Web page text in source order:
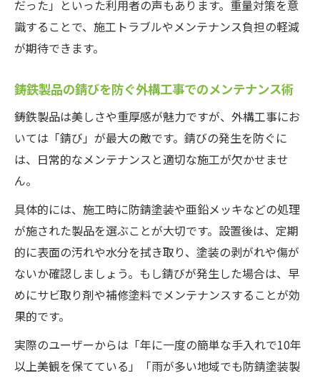
だった」といった利用者の声もあります。重量対策を意
識することで、施工トラブルやメンテナンス負担の軽減
が期待できます。
鋳鉄製品の錆びを防ぐ外構工事でのメンテナンス術
鋳鉄製品は美しさや重厚感が魅力ですが、外構工事にお
いては「錆び」が最大の敵です。錆びの発生を防ぐに
は、日常的なメンテナンスと適切な施工が欠かせませ
ん。
具体的には、施工時に防錆塗装や亜鉛メッキなどの処理
が施された製品を選ぶことが大切です。設置後は、定期
的に表面の汚れや水分を拭き取り、塗装の剥がれや傷が
ないか確認しましょう。もし錆びが発生した場合は、早
めにサビ取り剤や補修塗料でメンテナンスすることが効
果的です。
実際のユーザーからは「年に一度の簡単な手入れで10年
以上美観を保てている」「雨が多い地域でも防錆塗装製